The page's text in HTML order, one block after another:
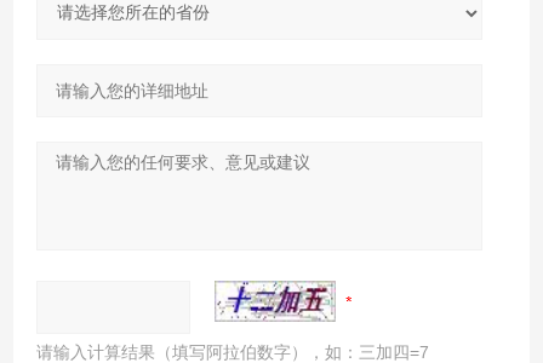
请输入计算结果（填写阿拉伯数字），如：三加四=7